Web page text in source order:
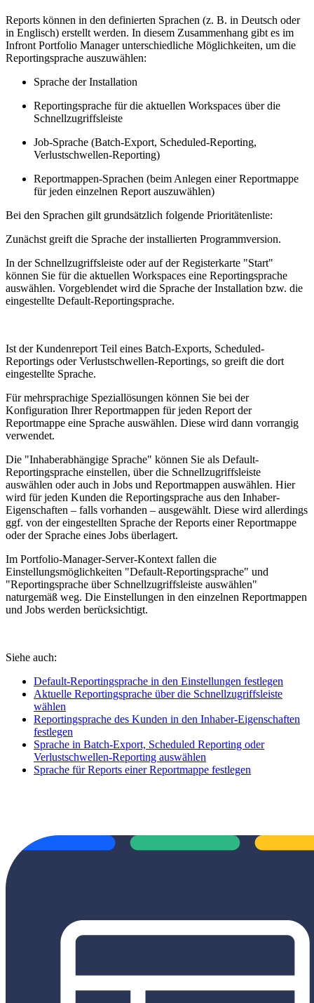
Reports können in den definierten Sprachen (z. B. in Deutsch oder
in Englisch) erstellt werden. In diesem Zusammenhang gibt es im
Infront Portfolio Manager unterschiedliche Möglichkeiten, um die
Reportingsprache auszuwählen:
Sprache der Installation
Reportingsprache für die aktuellen Workspaces über die
Schnellzugriffsleiste
Job-Sprache (Batch-Export, Scheduled-Reporting,
Verlustschwellen-Reporting)
Reportmappen-Sprachen (beim Anlegen einer Reportmappe
für jeden einzelnen Report auszuwählen)
Bei den Sprachen gilt grundsätzlich folgende Prioritätenliste:
Zunächst greift die Sprache der installierten Programmversion.
In der Schnellzugriffsleiste oder auf der Registerkarte "Start"
können Sie für die aktuellen Workspaces eine Reportingsprache
auswählen. Vorgeblendet wird die Sprache der Installation bzw. die
eingestellte Default-Reportingsprache.
Ist der Kundenreport Teil eines Batch-Exports, Scheduled-
Reportings oder Verlustschwellen-Reportings, so greift die dort
eingestellte Sprache.
Für mehrsprachige Speziallösungen können Sie bei der
Konfiguration Ihrer Reportmappen für jeden Report der
Reportmappe eine Sprache auswählen. Diese wird dann vorrangig
verwendet.
Die "Inhaberabhängige Sprache" können Sie als Default-
Reportingsprache einstellen, über die Schnellzugriffsleiste
auswählen oder auch in Jobs und Reportmappen auswählen. Hier
wird für jeden Kunden die Reportingsprache aus den Inhaber-
Eigenschaften – falls vorhanden – ausgewählt. Diese wird allerdings
ggf. von der eingestellten Sprache der Reports einer Reportmappe
oder der Sprache eines Jobs überlagert.
Im Portfolio-Manager-Server-Kontext fallen die
Einstellungsmöglichkeiten "Default-Reportingsprache" und
"Reportingsprache über Schnellzugriffsleiste auswählen"
naturgemäß weg. Die Einstellungen in den einzelnen Reportmappen
und Jobs werden berücksichtigt.
Siehe auch:
Default-Reportingsprache in den Einstellungen festlegen
Aktuelle Reportingsprache über die Schnellzugriffsleiste
wählen
Reportingsprache des Kunden in den Inhaber-Eigenschaften
festlegen
Sprache in Batch-Export, Scheduled Reporting oder
Verlustschwellen-Reporting auswählen
Sprache für Reports einer Reportmappe festlegen